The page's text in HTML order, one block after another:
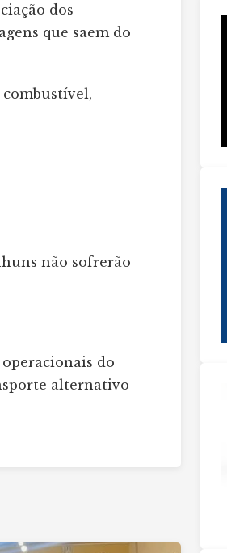
dos
que saem do
combustível,
não sofrerão
do
alternativo